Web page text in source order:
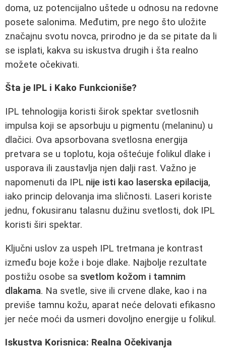
doma, uz potencijalno uštede u odnosu na redovne
posete salonima. Međutim, pre nego što uložite
značajnu svotu novca, prirodno je da se pitate da li
se isplati, kakva su iskustva drugih i šta realno
možete očekivati.
Šta je IPL i Kako Funkcioniše?
IPL tehnologija koristi širok spektar svetlosnih
impulsa koji se apsorbuju u pigmentu (melaninu) u
dlačici. Ova apsorbovana svetlosna energija
pretvara se u toplotu, koja oštećuje folikul dlake i
usporava ili zaustavlja njen dalji rast. Važno je
napomenuti da IPL nije isti kao laserska epilacija,
iako princip delovanja ima sličnosti. Laseri koriste
jednu, fokusiranu talasnu dužinu svetlosti, dok IPL
koristi širi spektar.
Ključni uslov za uspeh IPL tretmana je kontrast
između boje kože i boje dlake. Najbolje rezultate
postižu osobe sa svetlom kožom i tamnim
dlakama. Na svetle, sive ili crvene dlake, kao i na
previše tamnu kožu, aparat neće delovati efikasno
jer neće moći da usmeri dovoljno energije u folikul.
Iskustva Korisnica: Realna Očekivanja